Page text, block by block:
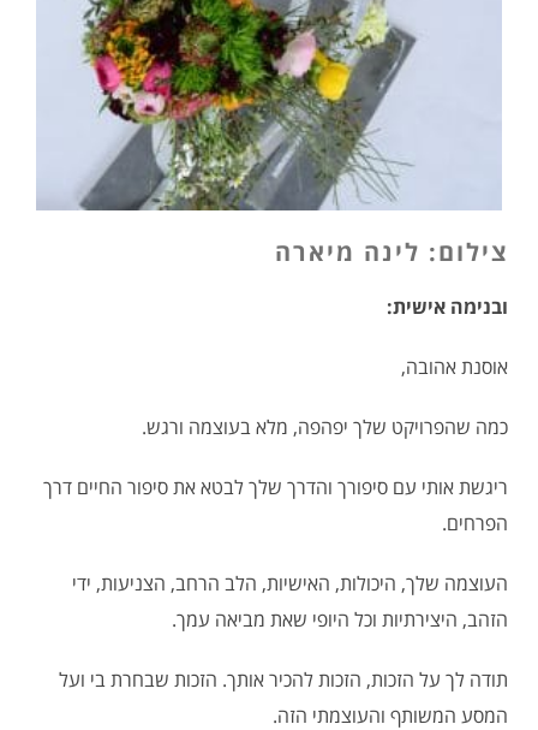
צילום: לינה מיארה
ובנימה אישית:
אוסנת אהובה,
כמה שהפרויקט שלך יפהפה, מלא בעוצמה ורגש.
ריגשת אותי עם סיפורך והדרך שלך לבטא את סיפור החיים דרך
הפרחים.
העוצמה שלך, היכולות, האישיות, הלב הרחב, הצניעות, ידי
הזהב, היצירתיות וכל היופי שאת מביאה עמך.
תודה לך על הזכות, הזכות להכיר אותך. הזכות שבחרת בי ועל
המסע המשותף והעוצמתי הזה.